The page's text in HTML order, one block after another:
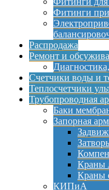
Фитинги
Распродажа
Ремонт и
Счетчики воды и
Теплосчетчики
Трубопроводная
Баки
Запорная
Краны
Краны
КИПиА